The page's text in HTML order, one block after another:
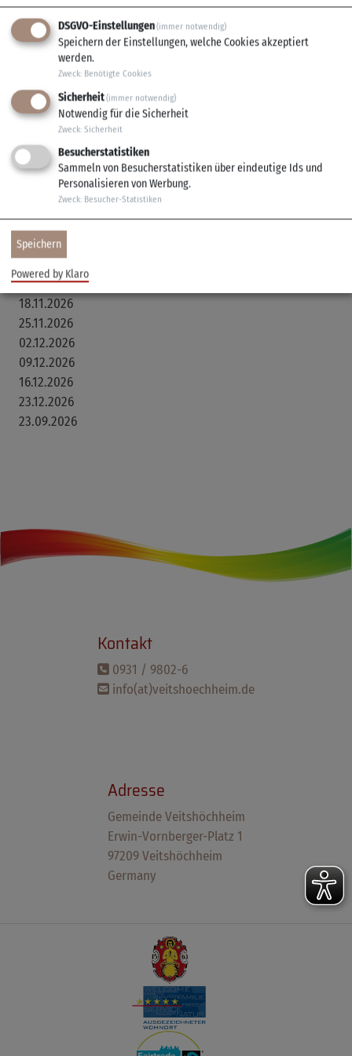
Alle Termine
Beginn: 10:00 Uhr Ende: 12:00 Uhr
12.08.2026
19.08.2026
26.08.2026
02.09.2026
09.09.2026
16.09.2026
30.09.2026
07.10.2026
14.10.2026
21.10.2026
28.10.2026
11.11.2026
18.11.2026
25.11.2026
02.12.2026
09.12.2026
16.12.2026
23.12.2026
23.09.2026
Kontakt
0931 / 9802-6
info(at)veitshoechheim.de
Adresse
Gemeinde Veitshöchheim
Erwin-Vornberger-Platz 1
97209 Veitshöchheim
Germany
DSGVO-Einstellungen(immer notwendig)
Speichern der Einstellungen, welche Cookies akzeptiert
werden.
Zweck: Benötigte Cookies
Sicherheit(immer notwendig)
Notwendig für die Sicherheit
Zweck: Sicherheit
Besucherstatistiken
Sammeln von Besucherstatistiken über eindeutige Ids und
Personalisieren von Werbung.
Zweck: Besucher-Statistiken
Speichern
Powered by Klaro